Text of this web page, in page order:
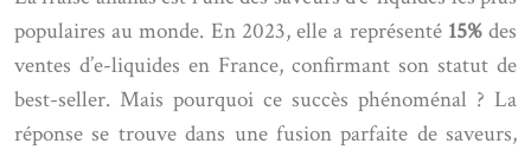
populaires au monde. En 2023, elle a représenté 15%des
ventes d’e-liquides en France, confirmant son statut de
best-seller. Mais pourquoi ce succès phénoménal ? La
réponse se trouve dans une fusion parfaite de saveurs,